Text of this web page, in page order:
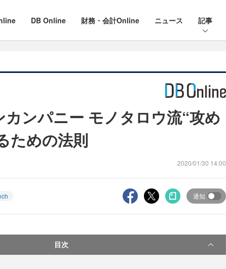
DB Online 財務・会計Online ニュース 記事
ンパニー モノタロウ流“攻め
ための法則
2020/01/30 14:00
通知
目次